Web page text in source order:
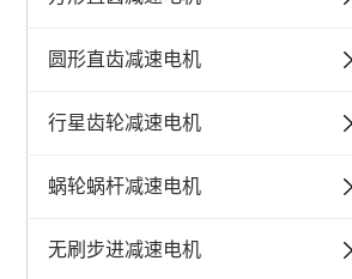
圆形直齿减速电机
行星齿轮减速电机
蜗轮蜗杆减速电机
无刷步进减速电机